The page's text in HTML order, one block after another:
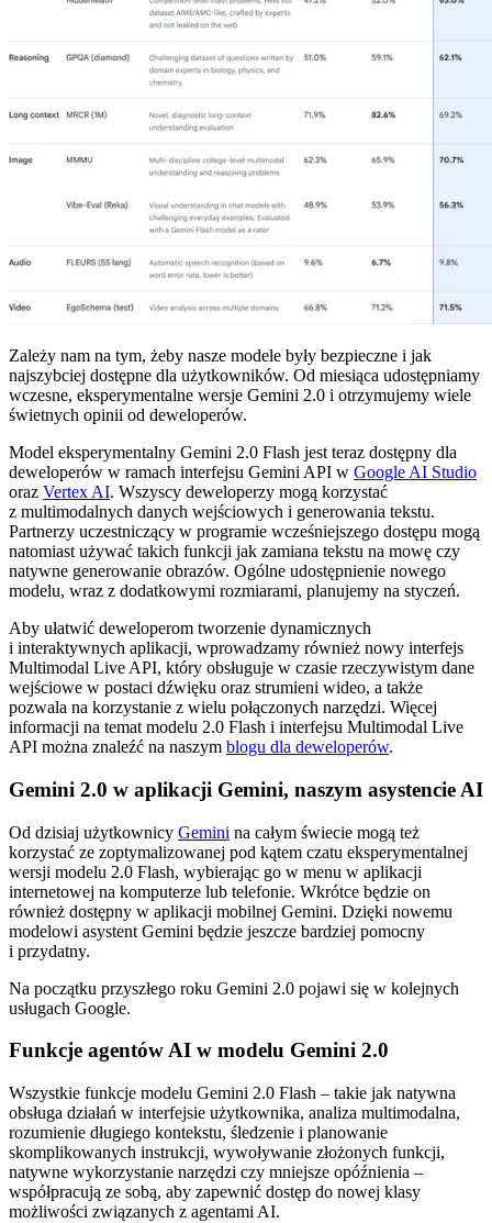
Zależy nam na tym, żeby nasze modele były bezpieczne i jak
najszybciej dostępne dla użytkowników. Od miesiąca udostępniamy
wczesne, eksperymentalne wersje Gemini 2.0 i otrzymujemy wiele
świetnych opinii od deweloperów.
Model eksperymentalny Gemini 2.0 Flash jest teraz dostępny dla
deweloperów w ramach interfejsu Gemini API w Google AI Studio
oraz Vertex AI. Wszyscy deweloperzy mogą korzystać
z multimodalnych danych wejściowych i generowania tekstu.
Partnerzy uczestniczący w programie wcześniejszego dostępu mogą
natomiast używać takich funkcji jak zamiana tekstu na mowę czy
natywne generowanie obrazów. Ogólne udostępnienie nowego
modelu, wraz z dodatkowymi rozmiarami, planujemy na styczeń.
Aby ułatwić deweloperom tworzenie dynamicznych
i interaktywnych aplikacji, wprowadzamy również nowy interfejs
Multimodal Live API, który obsługuje w czasie rzeczywistym dane
wejściowe w postaci dźwięku oraz strumieni wideo, a także
pozwala na korzystanie z wielu połączonych narzędzi. Więcej
informacji na temat modelu 2.0 Flash i interfejsu Multimodal Live
API można znaleźć na naszym blogu dla deweloperów.
Gemini 2.0 w aplikacji Gemini, naszym asystencie AI
Od dzisiaj użytkownicy Gemini na całym świecie mogą też
korzystać ze zoptymalizowanej pod kątem czatu eksperymentalnej
wersji modelu 2.0 Flash, wybierając go w menu w aplikacji
internetowej na komputerze lub telefonie. Wkrótce będzie on
również dostępny w aplikacji mobilnej Gemini. Dzięki nowemu
modelowi asystent Gemini będzie jeszcze bardziej pomocny
i przydatny.
Na początku przyszłego roku Gemini 2.0 pojawi się w kolejnych
usługach Google.
Funkcje agentów AI w modelu Gemini 2.0
Wszystkie funkcje modelu Gemini 2.0 Flash – takie jak natywna
obsługa działań w interfejsie użytkownika, analiza multimodalna,
rozumienie długiego kontekstu, śledzenie i planowanie
skomplikowanych instrukcji, wywoływanie złożonych funkcji,
natywne wykorzystanie narzędzi czy mniejsze opóźnienia –
współpracują ze sobą, aby zapewnić dostęp do nowej klasy
możliwości związanych z agentami AI.